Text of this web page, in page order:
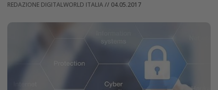
REDAZIONE DIGITALWORLD ITALIA// 04.05.2017